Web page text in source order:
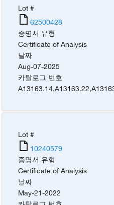
Lot #
62500428
증명서 유형
Certificate of Analysis
날짜
Aug-07-2025
카탈로그 번호
A13163.14,A13163.22,
Lot #
10240579
증명서 유형
Certificate of Analysis
날짜
May-21-2022